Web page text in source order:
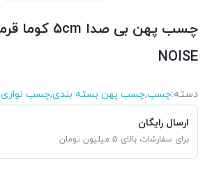
NOISE
دسته:چسب,چسب پهن بسته بندی,چسب نواری
ارسال رایگان
برای سفارشات بالای 5 میلیون تومان